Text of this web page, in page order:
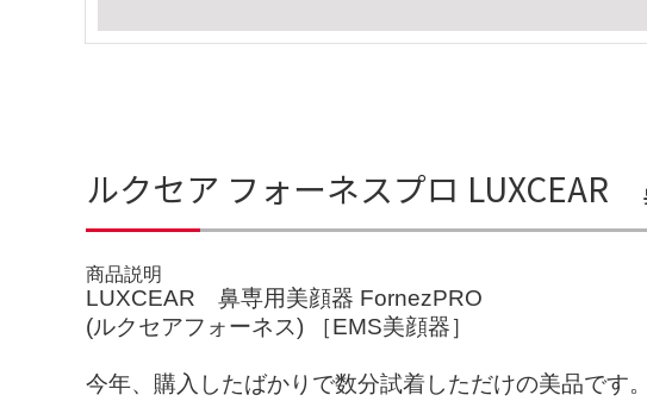
ルクセア フォーネスプロ
商品説明
LUXCEAR 鼻専用美顔器 FornezPRO
(ルクセアフォーネス) ［EMS美顔器］
今年、購入したばかりで数分試着しただけの美品です。